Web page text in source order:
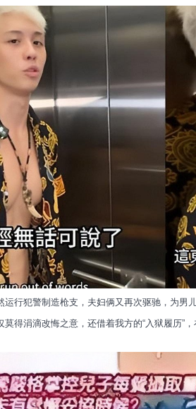
运行犯警制造枪支，夫妇俩又再次驱驰，为男
得涓滴改悔之意，还借着我方的“入狱履历”